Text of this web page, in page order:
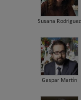
Susana Rodriguez
Gaspar Martín